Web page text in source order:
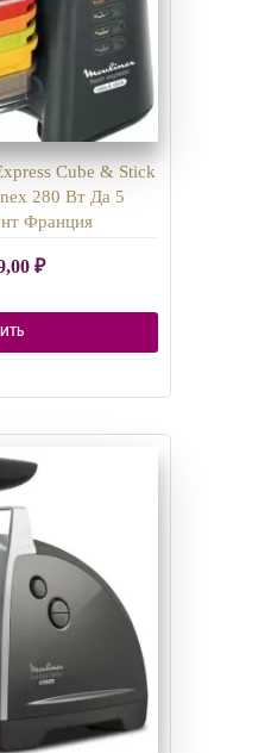
Cube & Stick
280 Вт Да 5
Франция
₽